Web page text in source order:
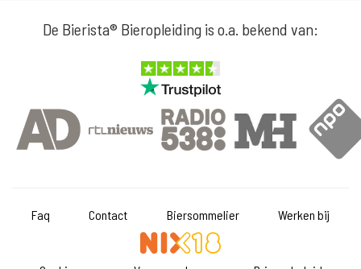
De Bierista® Bieropleiding is o.a. bekend van:
Faq Contact Biersommelier Werken bij